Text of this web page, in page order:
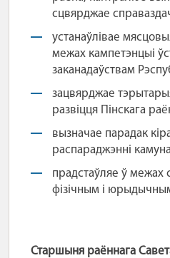
сцвярджае
устанаўлівае
межах кампетэнцыі
заканадаўствам
зацвярджае
развіцця Пінскага
вызначае парадак
распараджэнні
прадстаўляе ў межах
фізічным і
Старшыня раённага